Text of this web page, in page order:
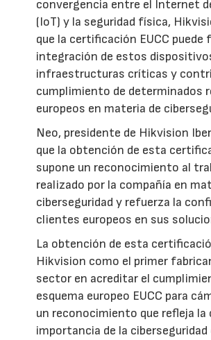
convergencia entre el Internet
(IoT) y la seguridad física,
que la certificación EUCC puede
integración de estos
infraestructuras críticas y
cumplimiento de determinados
europeos en materia de
Neo, presidente de Hikvision
que la obtención de esta
supone un reconocimiento al
realizado por la compañía en
ciberseguridad y refuerza la
clientes europeos en sus
La obtención de esta
Hikvision como el primer
sector en acreditar el
esquema europeo EUCC para
un reconocimiento que refleja la
importancia de la ciberseguridad